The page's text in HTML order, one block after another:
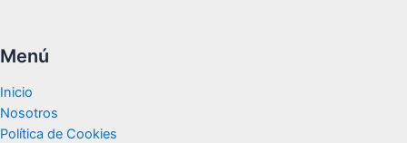
Menú
Inicio
Nosotros
Política de Cookies